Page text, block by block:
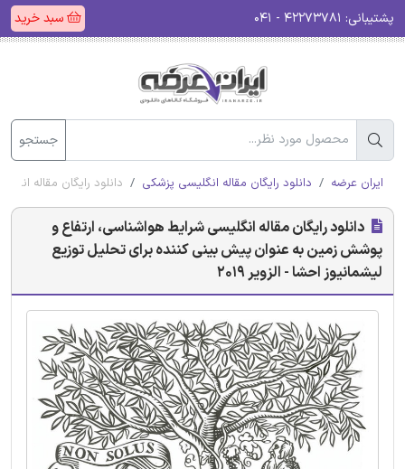
پشتیبانی: سبد خرید
جستجو
ایران عرضه دانلود رایگان مقاله انگلیسی پزشکی دانلود رایگان مقاله
دانلود رایگان مقاله انگلیسی شرایط هواشناسی، ارتفاع و
پوشش زمین به عنوان پیش بینی کننده برای تحلیل توزیع
لیشمانیوز احشا - الزویر 2019